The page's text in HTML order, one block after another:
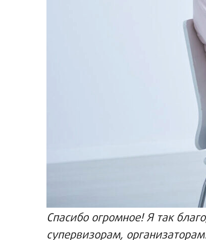
Спасибо огромное! Я так
супервизорам,